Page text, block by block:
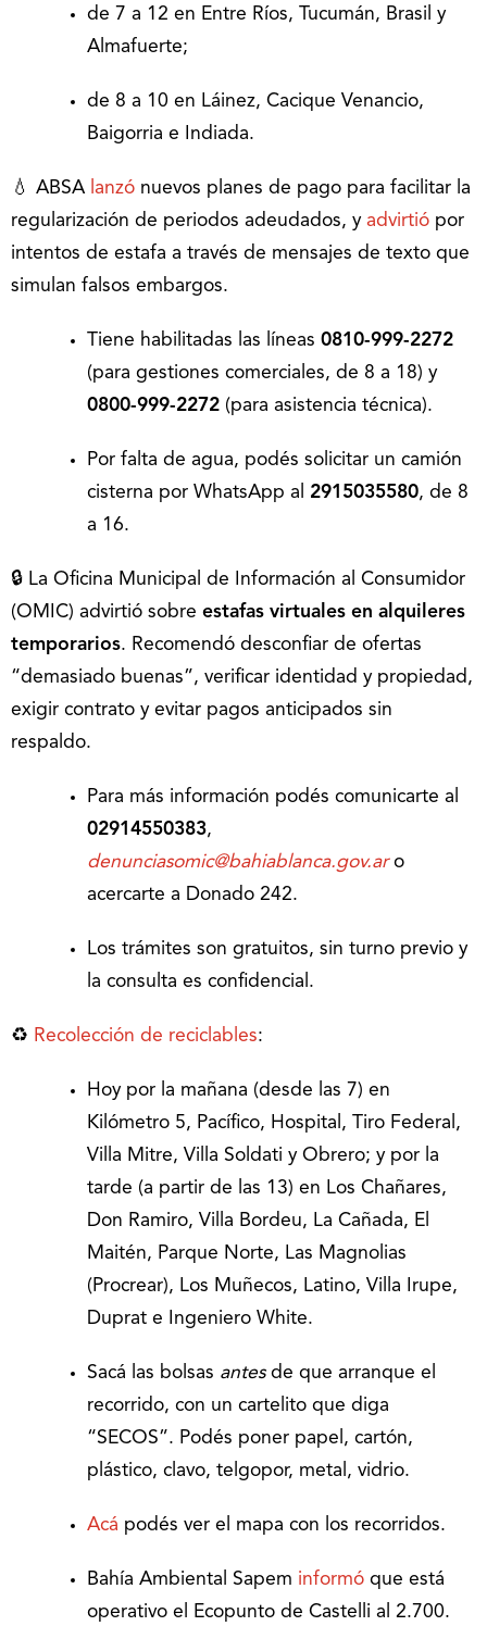
de 7 a 12 en Entre Ríos, Tucumán, Brasil y
Almafuerte;
de 8 a 10 en Láinez, Cacique Venancio,
Baigorria e Indiada.
💧 ABSA lanzó nuevos planes de pago para facilitar la
regularización de periodos adeudados, y advirtió por
intentos de estafa a través de mensajes de texto que
simulan falsos embargos.
Tiene habilitadas las líneas 0810-999-2272
(para gestiones comerciales, de 8 a 18) y
0800-999-2272 (para asistencia técnica).
Por falta de agua, podés solicitar un camión
cisterna por WhatsApp al 2915035580, de 8
a 16.
🔒 La Oficina Municipal de Información al Consumidor
(OMIC) advirtió sobre estafas virtuales en alquileres
temporarios. Recomendó desconfiar de ofertas
“demasiado buenas”, verificar identidad y propiedad,
exigir contrato y evitar pagos anticipados sin
respaldo.
Para más información podés comunicarte al
02914550383,
denunciasomic@bahiablanca.gov.ar o
acercarte a Donado 242.
Los trámites son gratuitos, sin turno previo y
la consulta es confidencial.
♻️ Recolección de reciclables:
Hoy por la mañana (desde las 7) en
Kilómetro 5, Pacífico, Hospital, Tiro Federal,
Villa Mitre, Villa Soldati y Obrero; y por la
tarde (a partir de las 13) en Los Chañares,
Don Ramiro, Villa Bordeu, La Cañada, El
Maitén, Parque Norte, Las Magnolias
(Procrear), Los Muñecos, Latino, Villa Irupe,
Duprat e Ingeniero White.
Sacá las bolsas antes de que arranque el
recorrido, con un cartelito que diga
“SECOS”. Podés poner papel, cartón,
plástico, clavo, telgopor, metal, vidrio.
Acá podés ver el mapa con los recorridos.
Bahía Ambiental Sapem informó que está
operativo el Ecopunto de Castelli al 2.700.